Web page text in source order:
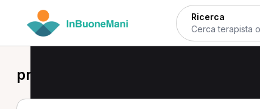
Ricerca
prima visita osteopatica a Imola